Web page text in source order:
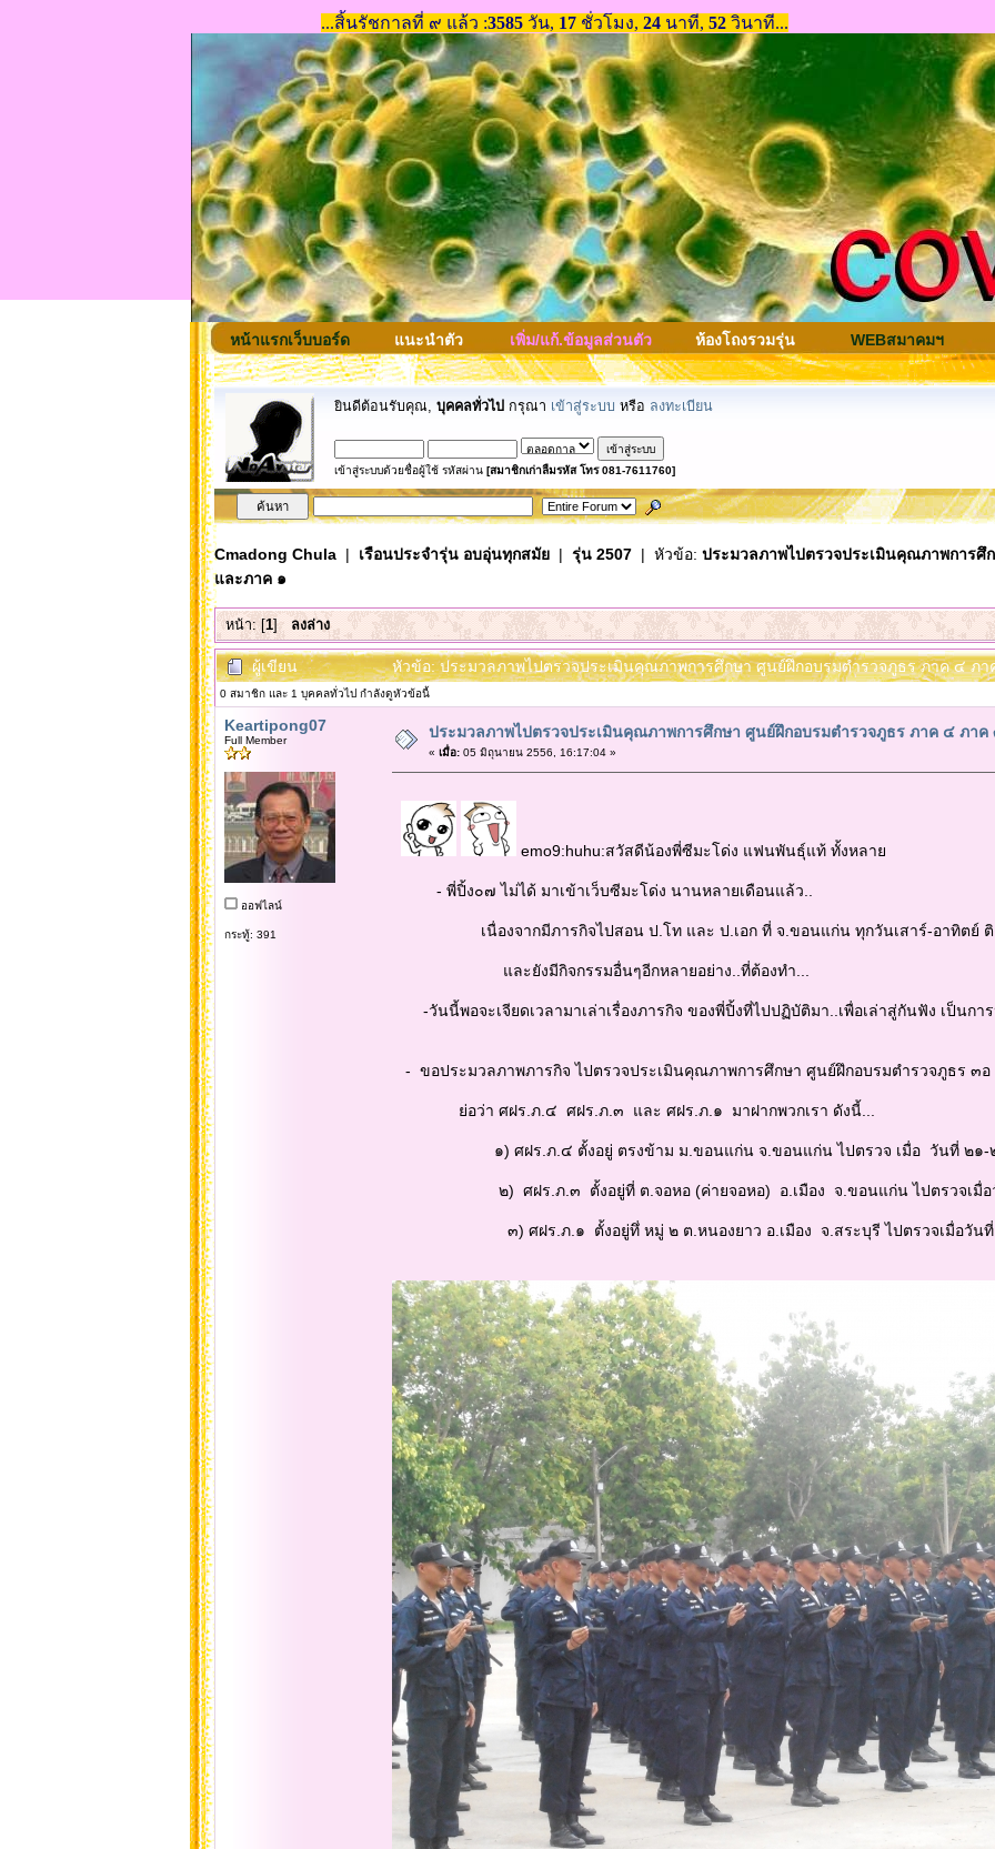
หน้าแรกเว็บบอร์ด แนะนำตัว เพิ่ม/แก้.ข้อมูลส่วนตัว ห้องโถงรวมรุ่น WEBสมาคมฯ
ยินดีต้อนรับคุณ, บุคคลทั่วไป กรุณา เข้าสู่ระบบ หรือ ลงทะเบียน
เข้าสู่ระบบด้วยชื่อผู้ใช้ รหัสผ่าน [สมาชิกเก่าลืมรหัส โทร 081-7611760]
Cmadong Chula| เรือนประจำรุ่น อบอุ่นทุกสมัย| รุ่น 2507| หัวข้อ: ประมวลภาพไปตรวจประเมินคุณภาพการ
และภาค ๑
หน้า: [1] ลงล่าง
ผู้เขียน หัวข้อ: ประมวลภาพไปตรวจประเมินคุณภาพการศึกษา ศูนย์ฝึกอบรมตำรวจภูธร ภาค ๔ ภ
0 สมาชิก และ 1 บุคคลทั่วไป กำลังดูหัวข้อนี้
Keartipong07
Full Member
ออฟไลน์
กระทู้: 391
ประมวลภาพไปตรวจประเมินคุณภาพการศึกษา ศูนย์ฝึกอบรมตำรวจภูธร ภาค ๔ ภาค
« เมื่อ:05 มิถุนายน 2556, 16:17:04 »
emo9:huhu:สวัสดีน้องพี่ซีมะโด่ง แฟนพันธุ์แท้ ทั้งหลาย
- พี่ปิ้ง๐๗ ไม่ได้ มาเข้าเว็บซีมะโด่ง นานหลายเดือนแล้ว..
เนื่องจากมีภารกิจไปสอน ป.โท และ ป.เอก ที่ จ.ขอนแก่น ทุกวันเสาร์-อาทิตย์ ติด
และยังมีกิจกรรมอื่นๆอีกหลายอย่าง..ที่ต้องทำ...
-วันนี้พอจะเจียดเวลามาเล่าเรื่องภารกิจ ของพี่ปิ้งที่ไปปฏิบัติมา..เพื่อเล่าสู่กันฟัง เป็นก
- ขอประมวลภาพภารกิจ ไปตรวจประเมินคุณภาพการศึกษา ศูนย์ฝึกอบรมตำรวจภูธร
ย่อว่า ศฝร.ภ.๔ ศฝร.ภ.๓ และ ศฝร.ภ.๑ มาฝากพวกเรา ดังนี้...
๑) ศฝร.ภ.๔ ตั้งอยู่ ตรงข้าม ม.ขอนแก่น จ.ขอนแก่น ไปตรวจ เมื่อ วันที่ ๒๑-
๒) ศฝร.ภ.๓ ตั้งอยู่ที่ ต.จอหอ (ค่ายจอหอ) อ.เมือง จ.ขอนแก่น ไปตรวจเมื่อวั
๓) ศฝร.ภ.๑ ตั้งอยู่ทึ่ หมู่ ๒ ต.หนองยาว อ.เมือง จ.สระบุรี ไปตรวจเมื่อวัน